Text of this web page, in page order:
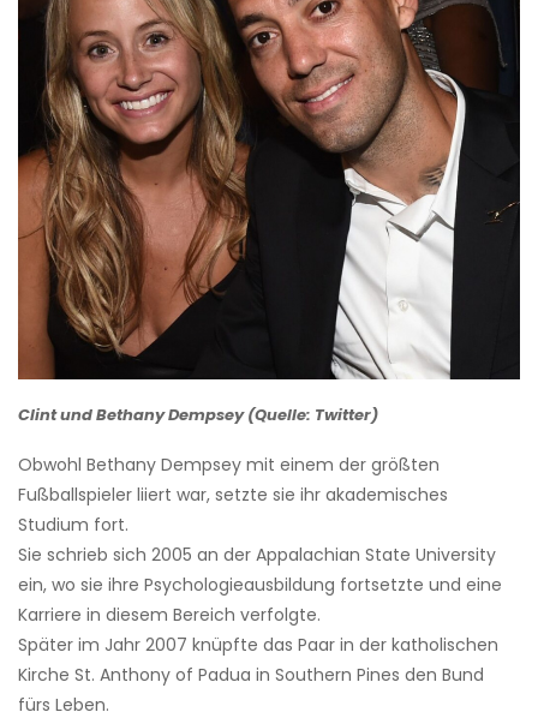
Clint und Bethany Dempsey (Quelle: Twitter)
Obwohl Bethany Dempsey mit einem der größten
Fußballspieler liiert war, setzte sie ihr akademisches
Studium fort.
Sie schrieb sich 2005 an der Appalachian State University
ein, wo sie ihre Psychologieausbildung fortsetzte und eine
Karriere in diesem Bereich verfolgte.
Später im Jahr 2007 knüpfte das Paar in der katholischen
Kirche St. Anthony of Padua in Southern Pines den Bund
fürs Leben.